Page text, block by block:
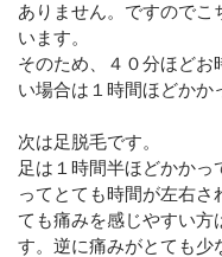
ありません。ですのでこ
います。
そのため、４０分ほどお
い場合は１時間ほどかか
次は足脱毛です。
足は１時間半ほどかかっ
ってとても時間が左右さ
ても痛みを感じやすい方
す。逆に痛みがとても少